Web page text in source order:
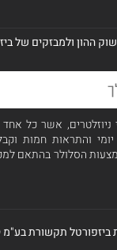
ההון ולמבזקים של
אשר כל
והתראות חמות
הסלולר בהתאם
ביזפורטל תקשורת